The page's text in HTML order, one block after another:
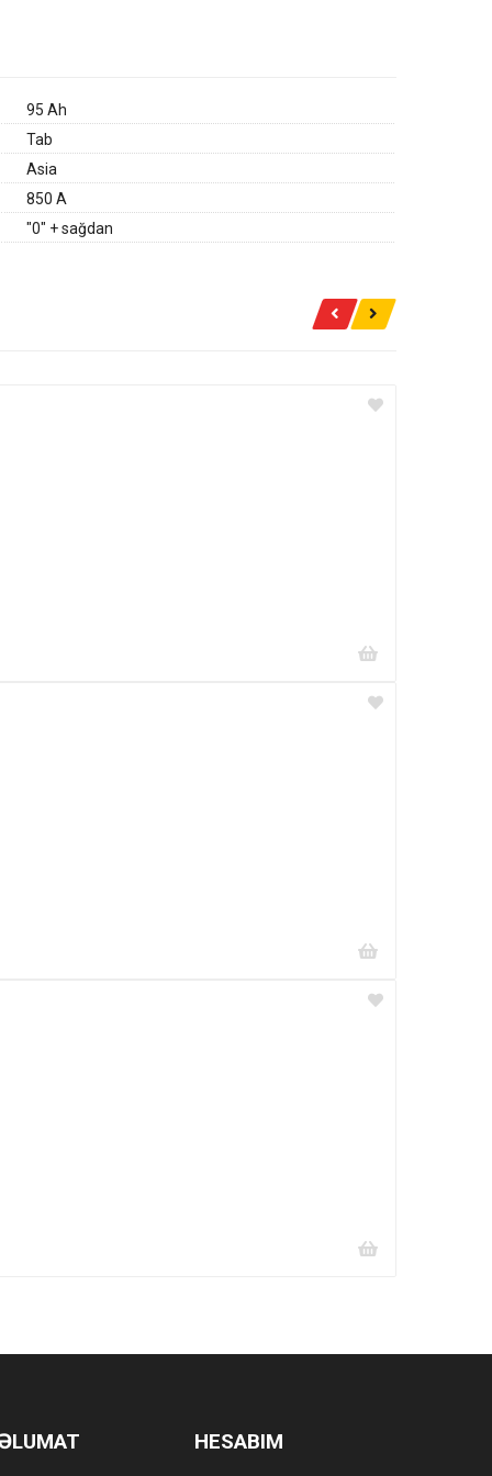
95 Ah
Tab
Asia
850 A
"0" + sağdan
HESABIM